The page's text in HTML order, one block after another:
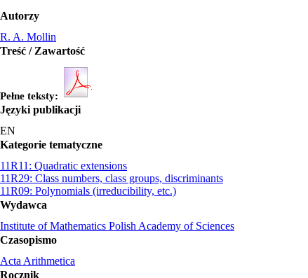
Autorzy
R. A. Mollin
Treść / Zawartość
Pełne teksty:
Języki publikacji
EN
Kategorie tematyczne
11R11: Quadratic extensions
11R29: Class numbers, class groups, discriminants
11R09: Polynomials (irreducibility, etc.)
Wydawca
Institute of Mathematics Polish Academy of Sciences
Czasopismo
Acta Arithmetica
Rocznik